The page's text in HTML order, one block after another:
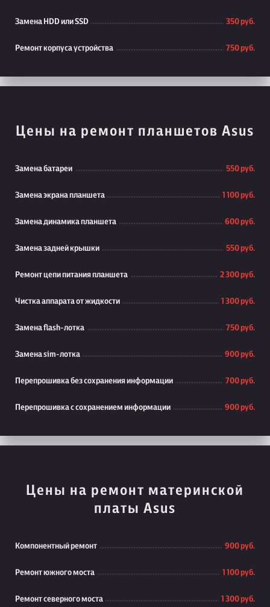
Замена HDD или SSD 350 руб.
Ремонт корпуса устройства 750 руб.
Цены на ремонт планшетов Asus
Замена батареи 550 руб.
Замена экрана планшета 1 100 руб.
Замена динамика планшета 600 руб.
Замена задней крышки 550 руб.
Ремонт цепи питания планшета 2 300 руб.
Чистка аппарата от жидкости 1 300 руб.
Замена flash-лотка 750 руб.
Замена sim-лотка 900 руб.
Перепрошивка без сохранения информации 700 руб.
Перепрошивка с сохранением информации 900 руб.
Цены на ремонт материнской
платы Asus
Компонентный ремонт 900 руб.
Ремонт южного моста 1 100 руб.
Ремонт северного моста 1 300 руб.